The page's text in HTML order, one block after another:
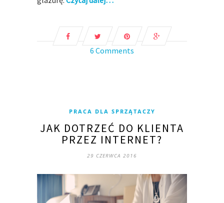
6 Comments
PRACA DLA SPRZĄTACZY
JAK DOTRZEĆ DO KLIENTA
PRZEZ INTERNET?
29 CZERWCA 2016